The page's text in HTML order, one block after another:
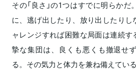
その「良さ」の1つはすでに明らかだ
に、逃げ出したり、放り出したり
ャレンジすれば困難な局面は連続
摯な集団は、良くも悪くも撤退せず
る。その気力と体力を兼ね備えている